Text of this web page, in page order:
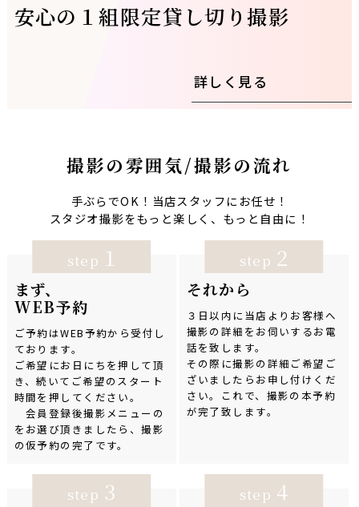
安心の１組限定貸し切り撮影
詳しく見る
撮影の雰囲気/撮影の流れ
手ぶらでOK！当店スタッフにお任せ！
スタジオ撮影をもっと楽しく、もっと自由に！
まず、
WEB予約
ご予約はWEB予約から受付し
ております。
ご希望にお日にちを押して頂
き、続いてご希望のスタート
時間を押してください。
会員登録後撮影メニューの
をお選び頂きましたら、撮影
の仮予約の完了です。
step 1
それから
３日以内に当店よりお客様へ
撮影の詳細をお伺いするお電
話を致します。
その際に撮影の詳細ご希望ご
ざいましたらお申し付けくだ
さい。これで、撮影の本予約
が完了致します。
step 2
step 3 step 4